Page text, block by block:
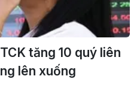
tăng 10 quý liên
lên xuống